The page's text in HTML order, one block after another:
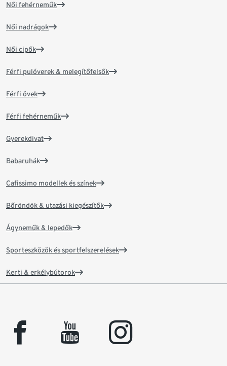
Női fehérneműk
Női nadrágok
Női cipők
Férfi pulóverek & melegítőfelsők
Férfi övek
Férfi fehérneműk
Gyerekdivat
Babaruhák
Cafissimo modellek és színek
Bőröndök & utazási kiegészítők
Ágyneműk & lepedők
Sporteszközök és sportfelszerelések
Kerti & erkélybútorok
facebook youtube instagram